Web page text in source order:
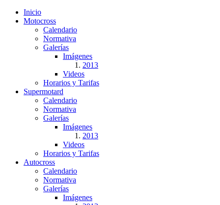
Inicio
Motocross
Calendario
Normativa
Galerías
Imágenes
2013
Videos
Horarios y Tarifas
Supermotard
Calendario
Normativa
Galerías
Imágenes
2013
Videos
Horarios y Tarifas
Autocross
Calendario
Normativa
Galerías
Imágenes